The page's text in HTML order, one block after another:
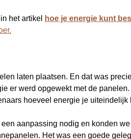
het artikel hoe je energie kunt
laten plaatsen. En dat was
er werd opgewekt met de
hoeveel energie je
aanpassing nodig en konden
Het was een goede